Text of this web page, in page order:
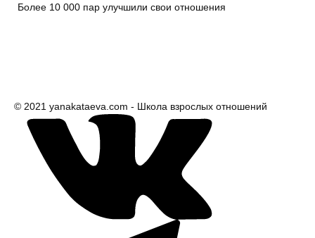
Более 10 000 пар улучшили свои отношения
© 2021 yanakataeva.com - Школа взрослых отношений